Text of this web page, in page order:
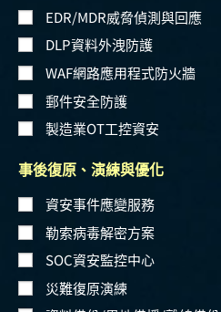
EDR/MDR威脅偵測與回應
DLP資料外洩防護
WAF網路應用程式防火牆
郵件安全防護
製造業OT工控資安
事後復原、演練與優化
資安事件應變服務
勒索病毒解密方案
SOC資安監控中心
災難復原演練